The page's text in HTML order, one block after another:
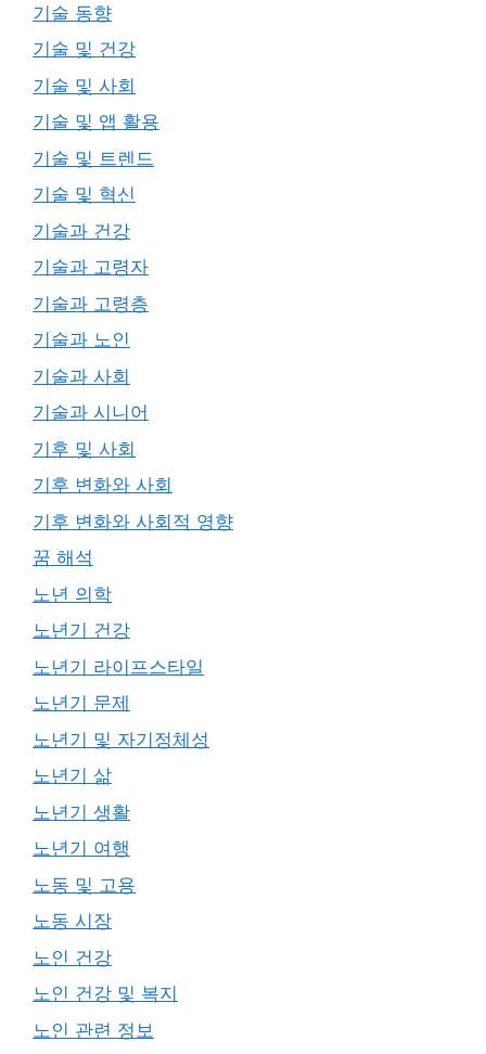
기술 동향
기술 및 건강
기술 및 사회
기술 및 앱 활용
기술 및 트렌드
기술 및 혁신
기술과 건강
기술과 고령자
기술과 고령층
기술과 노인
기술과 사회
기술과 시니어
기후 및 사회
기후 변화와 사회
기후 변화와 사회적 영향
꿈 해석
노년 의학
노년기 건강
노년기 라이프스타일
노년기 문제
노년기 및 자기정체성
노년기 삶
노년기 생활
노년기 여행
노동 및 고용
노동 시장
노인 건강
노인 건강 및 복지
노인 관련 정보